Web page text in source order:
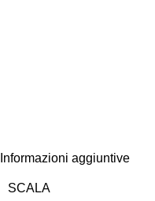
Informazioni aggiuntive
SCALA